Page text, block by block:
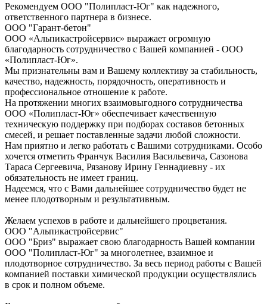
Рекомендуем ООО "Полипласт-Юг" как надежного,
ответственного партнера в бизнесе.
ООО "Гарант-бетон"
ООО «Альпикастройсервис» выражает огромную
благодарность сотрудничество с Вашей компанией - ООО
«Полипласт-Юг».
Мы признательны вам и Вашему коллективу за стабильность,
качество, надежность, порядочность, оперативность и
профессиональное отношение к работе.
На протяжении многих взаимовыгодного сотрудничества
ООО «Полипласт-Юг» обеспечивает качественную
техническую поддержку при подборах составов бетонных
смесей, и решает поставленные задачи любой сложности.
Нам приятно и легко работать с Вашими сотрудниками. Особо
хочется отметить Франчук Василия Васильевича, Сазонова
Тараса Сергеевича, Рязанову Ирину Геннадиевну - их
обязательность не имеет границ.
Надеемся, что с Вами дальнейшее сотрудничество будет не
менее плодотворным и результативным.
Желаем успехов в работе и дальнейшего процветания.
ООО "Альпикастройсервис"
ООО "Бриз" выражает свою благодарность Вашей компании
ООО "Полипласт-Юг" за многолетнее, взаимное и
плодотворное сотрудничество. За весь период работы с Вашей
компанией поставки химической продукции осуществлялись
в срок и полном объеме.